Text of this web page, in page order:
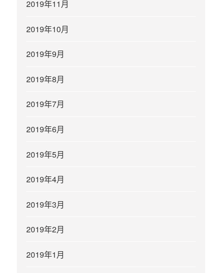
2019年11月
2019年10月
2019年9月
2019年8月
2019年7月
2019年6月
2019年5月
2019年4月
2019年3月
2019年2月
2019年1月